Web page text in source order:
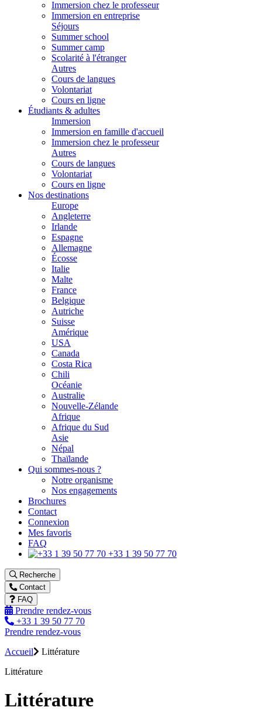
Immersion chez le professeur
Immersion en entreprise
Séjours
Summer school
Summer camp
Scolarité à l'étranger
Autres
Cours de langues
Volontariat
Cours en ligne
Étudiants & adultes
Immersion
Immersion en famille d'accueil
Immersion chez le professeur
Autres
Cours de langues
Volontariat
Cours en ligne
Nos destinations
Europe
Angleterre
Irlande
Espagne
Allemagne
Écosse
Italie
Malte
France
Belgique
Autriche
Suisse
Amérique
USA
Canada
Costa Rica
Chili
Océanie
Australie
Nouvelle-Zélande
Afrique
Afrique du Sud
Asie
Népal
Thaïlande
Qui sommes-nous ?
Notre organisme
Nos engagements
Brochures
Contact
Connexion
Mes favoris
FAQ
+33 1 39 50 77 70
Recherche
Contact
FAQ
Prendre rendez-vous
+33 1 39 50 77 70
Prendre rendez-vous
Accueil
Littérature
Littérature
Littérature